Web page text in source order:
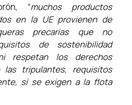
“muchos productos
en la UE provienen de
precarias que no
de sostenibilidad
respetan los derechos
las tripulantes, requisitos
sí se exigen a la flota